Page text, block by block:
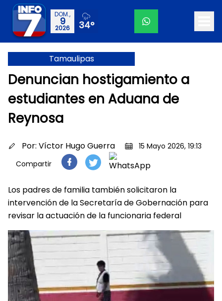
DOM.,
9
2026 34°
Tamaulipas
Denuncian hostigamiento a
estudiantes en Aduana de
Reynosa
Por: Víctor Hugo Guerra
15 Mayo 2026, 19:13
Compartir
Los padres de familia también solicitaron la
intervención de la Secretaría de Gobernación para
revisar la actuación de la funcionaria federal